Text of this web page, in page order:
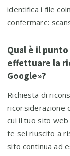
identifica i file
confermare:
Qual è il
effettuare la
Google»?
Richiesta di
riconsiderazione
cui il tuo sito
te sei riuscito a
sito continua ad